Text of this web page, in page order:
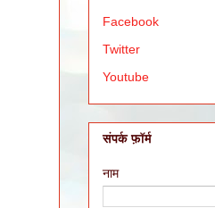
Facebook
Twitter
Youtube
संपर्क फ़ॉर्म
नाम